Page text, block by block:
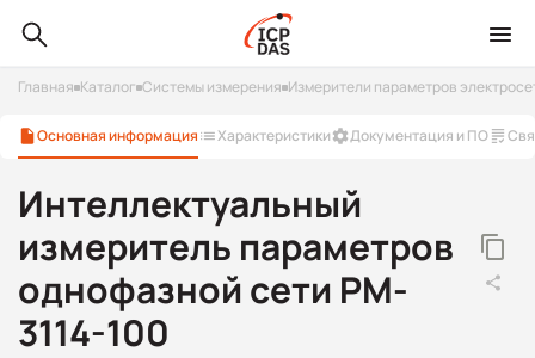
Главная Каталог Системы измерения Измерители параметров
Основная информация Характеристики Документация и ПО
Интеллектуальный
измеритель параметров
однофазной сети PM-
3114-100